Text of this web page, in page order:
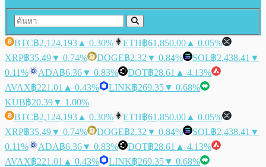
BTC฿2,124,193 ▲ 0.30% ETH฿61,850.00 ▲ 0.05%
XRP฿35.49▼ 0.74% DOGE฿2.32 ▼ 0.84% SOL฿2,438.41 ▼
0.11%
ADA฿6.36▼ 0.83% DOT฿28.61 ▲ 4.13%
AVAX฿221.01 ▲ 0.43% LINK฿269.35▼ 0.68%
KUB฿20.39▼ 1.00%
BTC฿2,124,193 ▲ 0.30% ETH฿61,850.00 ▲ 0.05%
XRP฿35.49▼ 0.74% DOGE฿2.32 ▼ 0.84% SOL฿2,438.41 ▼
0.11%
ADA฿6.36▼ 0.83% DOT฿28.61 ▲ 4.13%
AVAX฿221.01 ▲ 0.43% LINK฿269.35▼ 0.68%